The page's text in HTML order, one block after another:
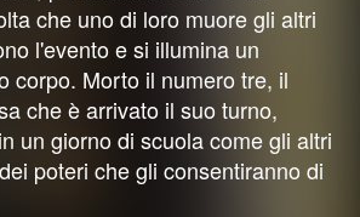
che uno di loro muore gli altri
l'evento e si illumina un
corpo. Morto il numero tre, il
che è arrivato il suo turno,
un giorno di scuola come gli altri
poteri che gli consentiranno di